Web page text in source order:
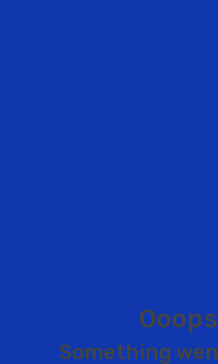
Ooops
Something wen